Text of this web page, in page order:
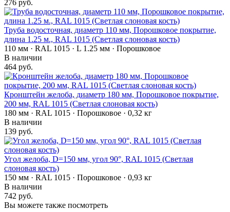
276 руб.
Труба водосточная, диаметр 110 мм, Порошковое покрытие,
длина 1.25 м., RAL 1015 (Светлая слоновая кость)
110 мм · RAL 1015 · L 1.25 мм · Порошковое
В наличии
464 руб.
Кронштейн желоба, диаметр 180 мм, Порошковое покрытие,
200 мм, RAL 1015 (Светлая слоновая кость)
180 мм · RAL 1015 · Порошковое · 0,32 кг
В наличии
139 руб.
Угол желоба, D=150 мм, угол 90°, RAL 1015 (Светлая
слоновая кость)
150 мм · RAL 1015 · Порошковое · 0,93 кг
В наличии
742 руб.
Вы можете также посмотреть